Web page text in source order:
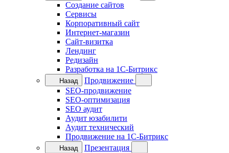
Cоздание сайтов
Сервисы
Корпоративный сайт
Интернет-магазин
Cайт-визитка
Лендинг
Редизайн
Разработка на 1C-Битрикс
Назад
Продвижение
SEO-продвижение
SEO-оптимизация
SEO аудит
Аудит юзабилити
Аудит технический
Продвижение на 1C-Битрикс
Назад
Презентация